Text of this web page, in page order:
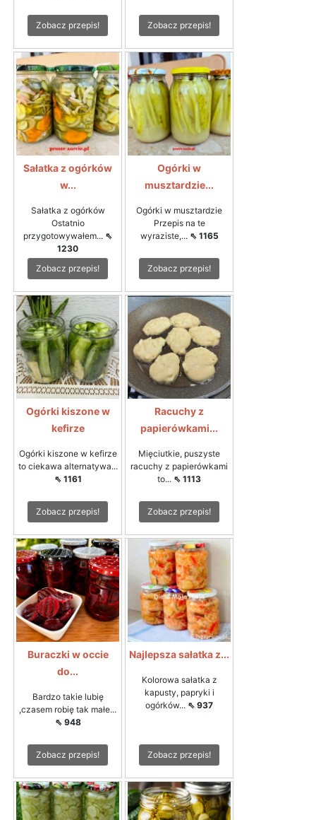
Zobacz przepis! Zobacz przepis!
Sałatka z ogórków
w...
Sałatka z ogórków
Ostatnio
przygotowywałem... ⇖
1230
Zobacz przepis!
Ogórki w
musztardzie...
Ogórki w musztardzie
Przepis na te
wyraziste,... ⇖ 1165
Zobacz przepis!
Ogórki kiszone w
kefirze
Ogórki kiszone w kefirze
to ciekawa alternatywa...
⇖ 1161
Zobacz przepis!
Racuchy z
papierówkami...
Mięciutkie, puszyste
racuchy z papierówkami
to... ⇖ 1113
Zobacz przepis!
Buraczki w occie
do...
Bardzo takie lubię
,czasem robię tak małe...
⇖ 948
Zobacz przepis!
Najlepsza sałatka z...
Kolorowa sałatka z
kapusty, papryki i
ogórków... ⇖ 937
Zobacz przepis!